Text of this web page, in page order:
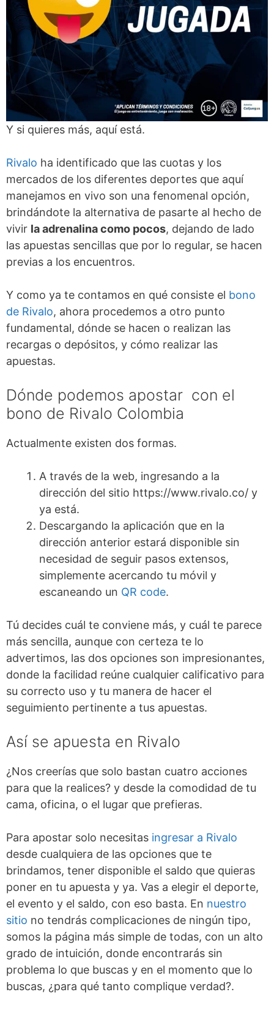
Y si quieres más, aquí está.
Rivalo ha identificado que las cuotas y los
mercados de los diferentes deportes que aquí
manejamos en vivo son una fenomenal opción,
brindándote la alternativa de pasarte al hecho de
vivir la adrenalina como pocos, dejando de lado
las apuestas sencillas que por lo regular, se hacen
previas a los encuentros.
Y como ya te contamos en qué consiste el bono
de Rivalo, ahora procedemos a otro punto
fundamental, dónde se hacen o realizan las
recargas o depósitos, y cómo realizar las
apuestas.
Dónde podemos apostar con el
bono de Rivalo Colombia
Actualmente existen dos formas.
A través de la web, ingresando a la
dirección del sitio https://www.rivalo.co/ y
ya está.
Descargando la aplicación que en la
dirección anterior estará disponible sin
necesidad de seguir pasos extensos,
simplemente acercando tu móvil y
escaneando un QR code.
Tú decides cuál te conviene más, y cuál te parece
más sencilla, aunque con certeza te lo
advertimos, las dos opciones son impresionantes,
donde la facilidad reúne cualquier calificativo para
su correcto uso y tu manera de hacer el
seguimiento pertinente a tus apuestas.
Así se apuesta en Rivalo
¿Nos creerías que solo bastan cuatro acciones
para que la realices? y desde la comodidad de tu
cama, oficina, o el lugar que prefieras.
Para apostar solo necesitas ingresar a Rivalo
desde cualquiera de las opciones que te
brindamos, tener disponible el saldo que quieras
poner en tu apuesta y ya. Vas a elegir el deporte,
el evento y el saldo, con eso basta. En nuestro
sitio no tendrás complicaciones de ningún tipo,
somos la página más simple de todas, con un alto
grado de intuición, donde encontrarás sin
problema lo que buscas y en el momento que lo
buscas, ¿para qué tanto complique verdad?.